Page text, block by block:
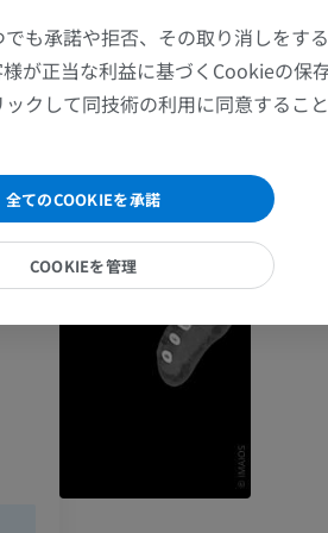
下肢MRI
MRI
MRI
プレミアム
膝 MRI
MRI
CT関節造影
も承諾や拒否、その取り消しをす
が正当な利益に基づくCookieの保
クして同技術の利用に同意すること
全てのCOOKIEを承諾
COOKIEを管理